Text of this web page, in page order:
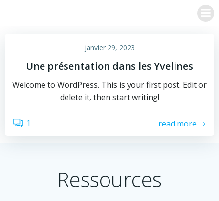
janvier 29, 2023
Une présentation dans les Yvelines
Welcome to WordPress. This is your first post. Edit or
delete it, then start writing!
1 read more
Ressources